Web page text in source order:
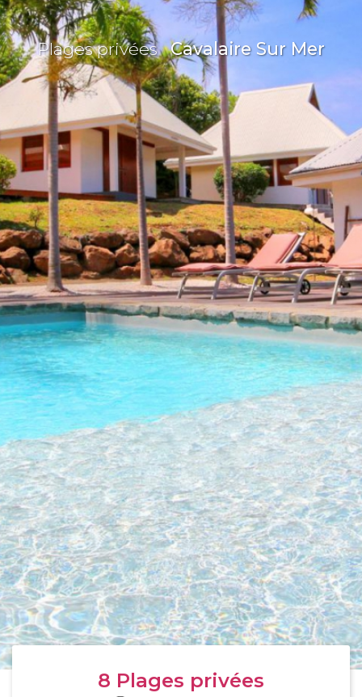
Plages privées Cavalaire Sur Mer
8 Plages privées